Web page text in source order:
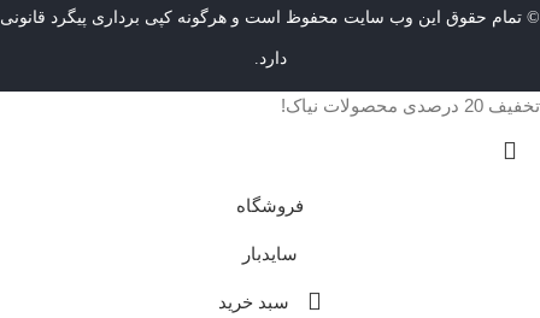
© تمام حقوق این وب سایت محفوظ است و هرگونه کپی برداری پیگرد قانونی
دارد.
تخفیف 20 درصدی محصولات نیاک!
فروشگاه
سایدبار
سبد خرید